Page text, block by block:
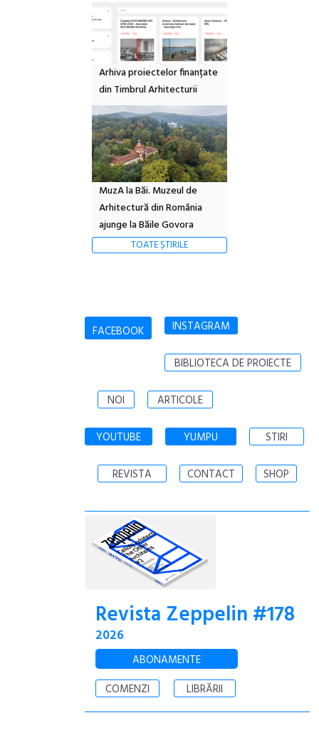
Arhiva proiectelor finanțate
din Timbrul Arhitecturii
MuzA la Băi. Muzeul de
Arhitectură din România
ajunge la Băile Govora
TOATE ȘTIRILE
FACEBOOK INSTAGRAM
BIBLIOTECA DE PROIECTE
NOI ARTICOLE
YOUTUBE YUMPU STIRI
REVISTA CONTACT SHOP
Revista Zeppelin #178
2026
ABONAMENTE
COMENZI
LIBRĂRII